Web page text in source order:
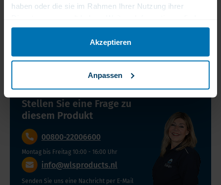
haben oder die sie im Rahmen Ihrer Nutzung ihrer
Sie in unserer Datenschutzerklärung.
Akzeptieren
Anpassen
SKU
Mindestens
haltbar bis
November
2028
HaftungsausschlussEin Nahrungsergänzungsmittel ist kein Ersatz für eine
abwechslungsreiche Ernährung. Die Kapseln sollten in der
Originalverpackung aufbewahrt werden. Geschlossen, ohne Feuchtigkeit
und ohne Sonnenlicht lagern. Bei Raumtemperatur und außerhalb der
Stellen Sie eine Frage zu
diesem Produkt
00800-22006600
Montag bis Freitag 10:00 - 16:00 Uhr
info@wlsproducts.nl
Senden Sie uns eine Nachricht per E-Mail